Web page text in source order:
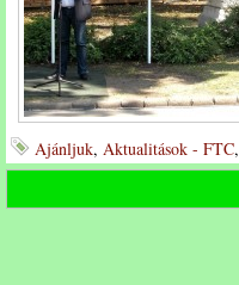
Ajánljuk, Aktualitások - FTC,